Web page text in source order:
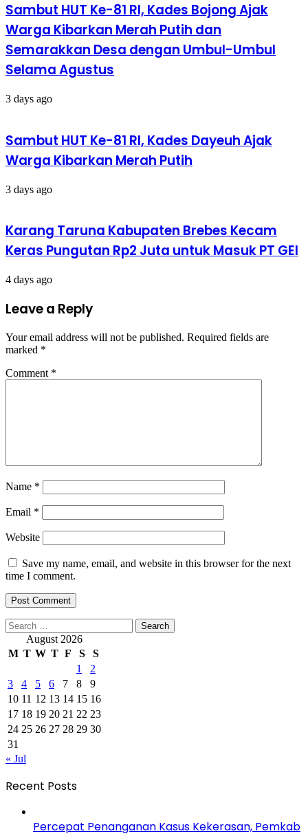
Sambut HUT Ke-81 RI, Kades Bojong Ajak
Warga Kibarkan Merah Putih dan
Semarakkan Desa dengan Umbul-Umbul
Selama Agustus
3 days ago
Sambut HUT Ke-81 RI, Kades Dayeuh Ajak
Warga Kibarkan Merah Putih
3 days ago
​Karang Taruna Kabupaten Brebes Kecam
Keras Pungutan Rp2 Juta untuk Masuk PT GEI
4 days ago
Leave a Reply
Your email address will not be published. Required fields are
marked *
Comment *
Name *
Email *
Website
Save my name, email, and website in this browser for the next
time I comment.
Search
for: August 2026
M T W T F S
S
1
2
3
4 5 6 7 8
9
10 11 12 13 14 15 16
17 18 19 20 21 22 23
24 25 26 27 28 29 30
31
« Jul
Recent Posts
Percepat Penanganan Kasus Kekerasan, Pemkab